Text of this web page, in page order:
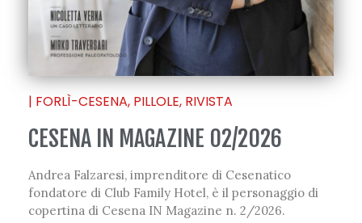
| FORLÌ-CESENA, PILLOLE, RIVISTA
CESENA IN MAGAZINE 02/2026
Andrea Falzaresi, imprenditore di Cesenatico
fondatore di Club Family Hotel, è il personaggio di
copertina di Cesena IN Magazine n. 2/2026.